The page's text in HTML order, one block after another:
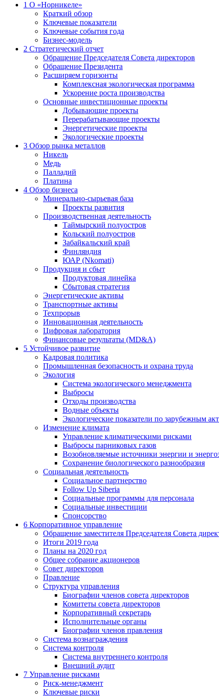
1 О «Норникеле»
Краткий обзор
Ключевые показатели
Ключевые события года
Бизнес-модель
2 Стратегический отчет
Обращение Председателя Совета директоров
Обращение Президента
Расширяем горизонты
Комплексная экологическая программа
Ускорение роста производства
Основные инвестиционные проекты
Добывающие проекты
Перерабатывающие проекты
Энергетические проекты
Экологические проекты
3 Обзор рынка металлов
Никель
Медь
Палладий
Платина
4 Обзор бизнеса
Минерально-сырьевая база
Проекты развития
Производственная деятельность
Таймырский полуостров
Кольский полуостров
Забайкальский край
Финляндия
ЮАР (Nkomati)
Продукция и сбыт
Продуктовая линейка
Сбытовая стратегия
Энергетические активы
Транспортные активы
Техпрорыв
Инновационная деятельность
Цифровая лаборатория
Финансовые результаты (MD&A)
5 Устойчивое развитие
Кадровая политика
Промышленная безопасность и охрана труда
Экология
Система экологического менеджмента
Выбросы
Отходы производства
Водные объекты
Экологические показатели по зарубежным
Изменение климата
Управление климатическими рисками
Выбросы парниковых газов
Возобновляемые источники энергии и
Сохранение биологического разнообразия
Социальная деятельность
Социальное партнерство
Follow Up Siberia
Социальные программы для персонала
Социальные инвестиции
Спонсорство
6 Корпоративное управление
Обращение заместителя Председателя Совета
Итоги 2019 года
Планы на 2020 год
Общее собрание акционеров
Совет директоров
Правление
Структура управления
Биографии членов совета директоров
Комитеты совета директоров
Корпоративный секретарь
Исполнительные органы
Биографии членов правления
Система вознаграждения
Система контроля
Система внутреннего контроля
Внешний аудит
7 Управление рисками
Риск-менеджмент
Ключевые риски